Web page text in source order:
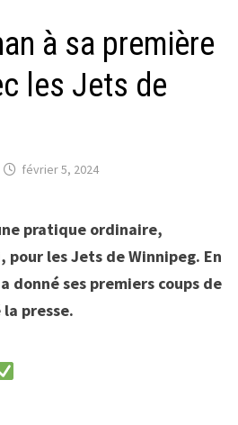
à sa première
les Jets de
février 5, 2024
pratique ordinaire,
les Jets de Winnipeg. En
donné ses premiers coups de
presse.